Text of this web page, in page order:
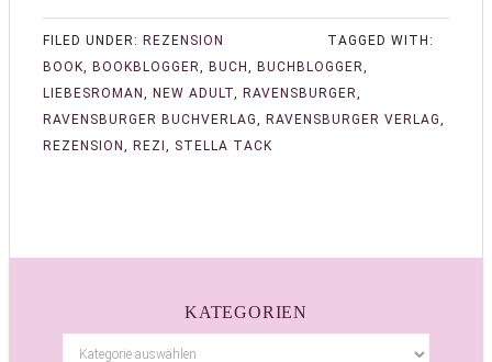
FILED UNDER: REZENSION
TAGGED WITH:
BOOK, BOOKBLOGGER, BUCH , BUCHBLOGGER,
LIEBESROMAN , NEW ADULT, RAVENSBURGER,
RAVENSBURGER BUCHVERLAG, RAVENSBURGER VERLAG,
REZENSION , REZI , STELLA TACK
KATEGORIEN